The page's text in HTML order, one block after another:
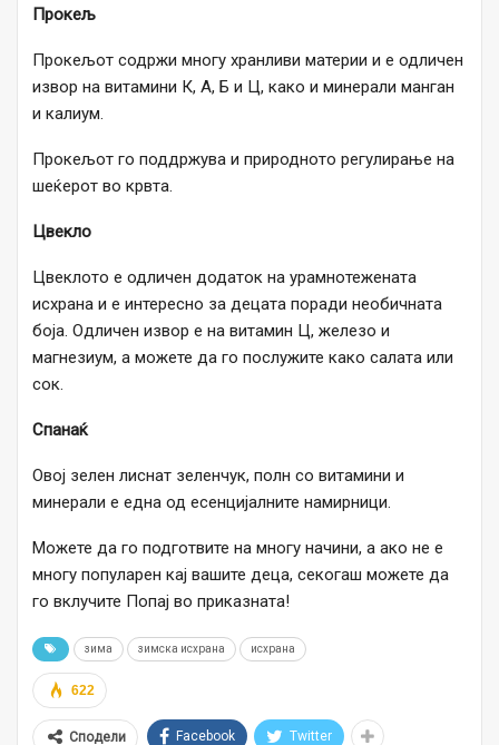
Прокељ
Прокељот содржи многу хранливи материи и е одличен
извор на витамини К, А, Б и Ц, како и минерали манган
и калиум.
Прокељот го поддржува и природното регулирање на
шеќерот во крвта.
Цвекло
Цвеклото е одличен додаток на урамнотежената
исхрана и е интересно за децата поради необичната
боја. Одличен извор е на витамин Ц, железо и
магнезиум, а можете да го послужите како салата или
сок.
Спанаќ
Овој зелен лиснат зеленчук, полн со витамини и
минерали е една од есенцијалните намирници.
Можете да го подготвите на многу начини, а ако не е
многу популарен кај вашите деца, секогаш можете да
го вклучите Попај во приказната!
зима зимска исхрана исхрана
622
Сподели Facebook Twitter